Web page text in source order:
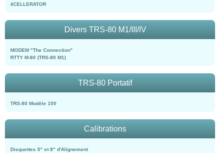
4CELLERATOR
Divers TRS-80 M1/III/IV
MODEM "The Connection"
RTTY M-80 (TRS-80 M1)
TRS-80 Portatif
TRS-80 Modèle 100
Calibrations
Disquettes 5" et 8" d'Alignement